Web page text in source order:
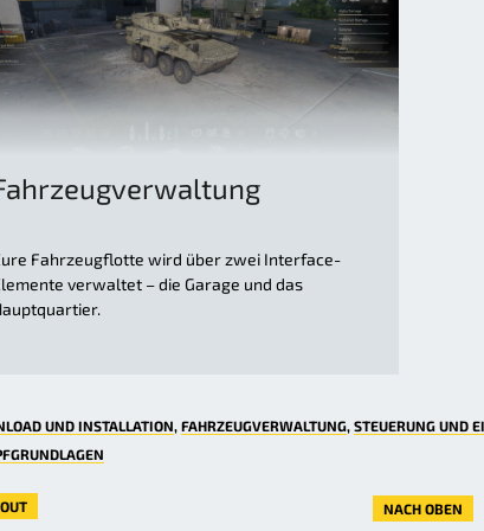
Fahrzeugflotte wird über zwei Interface-
verwaltet – die Garage und das
UND INSTALLATION FAHRZEUGVERWALTUNG STEUERUNG UND
NACH OBEN